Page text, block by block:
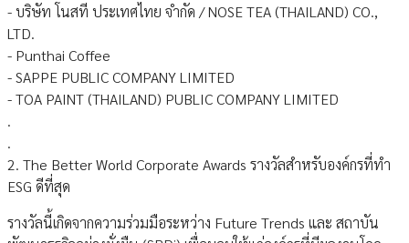
- บริษัท โนสที ประเทศไทย จำกัด / NOSE TEA (THAILAND) CO.,
LTD.
- Punthai Coffee
- SAPPE PUBLIC COMPANY LIMITED
- TOA PAINT (THAILAND) PUBLIC COMPANY LIMITED
.
.
2. The Better World Corporate Awards รางวัลสำหรับองค์กรที่ทำ
ESG ดีที่สุด
รางวัลนี้เกิดจากความร่วมมือระหว่าง Future Trends และ สถาบัน